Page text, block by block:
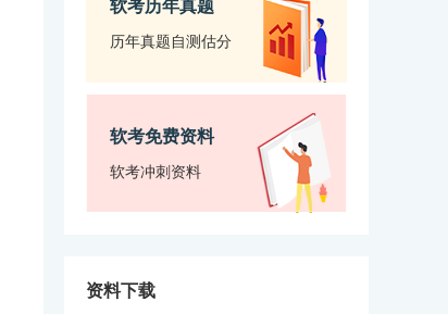
软考历年真题
历年真题自测估分
软考免费资料
软考冲刺资料
资料下载